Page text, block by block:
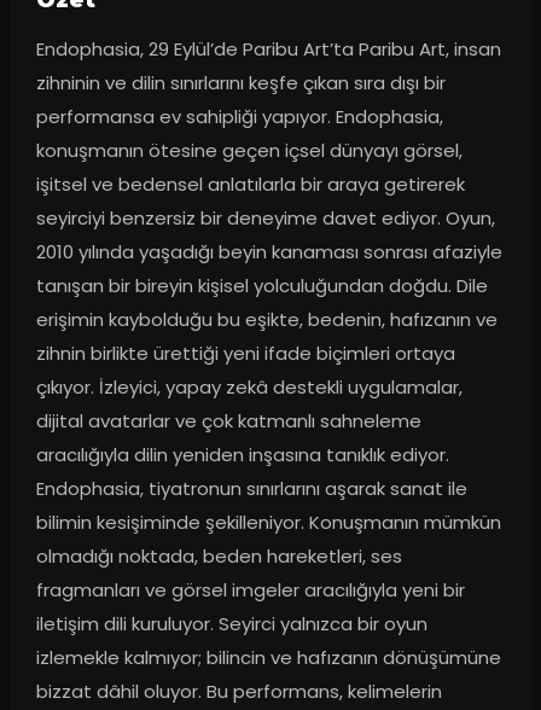
Endophasia, 29 Eylül’de Paribu Art’ta Paribu Art, insan
zihninin ve dilin sınırlarını keşfe çıkan sıra dışı bir
performansa ev sahipliği yapıyor. Endophasia,
konuşmanın ötesine geçen içsel dünyayı görsel,
işitsel ve bedensel anlatılarla bir araya getirerek
seyirciyi benzersiz bir deneyime davet ediyor. Oyun,
2010 yılında yaşadığı beyin kanaması sonrası afaziyle
tanışan bir bireyin kişisel yolculuğundan doğdu. Dile
erişimin kaybolduğu bu eşikte, bedenin, hafızanın ve
zihnin birlikte ürettiği yeni ifade biçimleri ortaya
çıkıyor. İzleyici, yapay zekâ destekli uygulamalar,
dijital avatarlar ve çok katmanlı sahneleme
aracılığıyla dilin yeniden inşasına tanıklık ediyor.
Endophasia, tiyatronun sınırlarını aşarak sanat ile
bilimin kesişiminde şekilleniyor. Konuşmanın mümkün
olmadığı noktada, beden hareketleri, ses
fragmanları ve görsel imgeler aracılığıyla yeni bir
iletişim dili kuruluyor. Seyirci yalnızca bir oyun
izlemekle kalmıyor; bilincin ve hafızanın dönüşümüne
bizzat dâhil oluyor. Bu performans, kelimelerin